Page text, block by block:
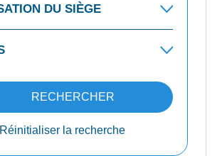
RECHERCHER
Réinitialiser la recherche